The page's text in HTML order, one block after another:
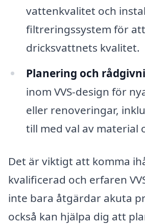
vattenkvalitet och
filtreringssystem för
dricksvattnets kvalitet.
Planering och
inom VVS-design för
eller renoveringar,
till med val av material
Det är viktigt att komma
kvalificerad och erfaren
inte bara åtgärdar akuta
också kan hjälpa dig att